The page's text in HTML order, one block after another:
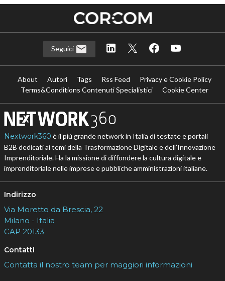
Seguici
About Autori Tags Rss Feed
Privacy e Cookie Policy
Terms&Conditions Contenuti Specialistici
Cookie Center
Nextwork360 è il più grande network in Italia di testate e portali
B2B dedicati ai temi della Trasformazione Digitale e dell’Innovazione
Imprenditoriale. Ha la missione di diffondere la cultura digitale e
imprenditoriale nelle imprese e pubbliche amministrazioni italiane.
Indirizzo
Via Moretto da Brescia, 22
Milano - Italia
CAP 20133
Contatti
Contatta il nostro team per maggiori informazioni